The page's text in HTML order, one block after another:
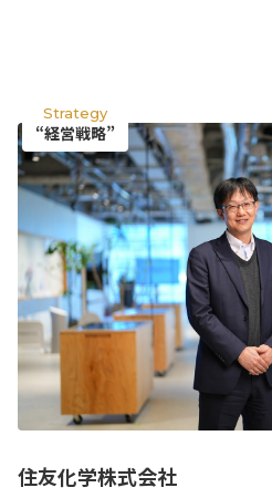
Strategy
“経営戦略”
住友化学株式会社